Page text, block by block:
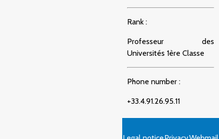
Rank :
Professeur des
Universités 1ère Classe
Phone number :
+33.4.91.26.95.11